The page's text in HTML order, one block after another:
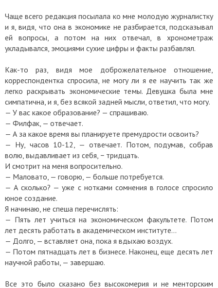
Чаще всего редакция посылала ко мне молодую журналистку
и я, видя, что она в экономике не разбирается, подсказывал
ей вопросы, а потом на них отвечал, в хронометраж
укладывался, эмоциями сухие цифры и факты разбавлял.
Как-то раз, видя мое доброжелательное отношение,
корреспондентка спросила, не могу ли я ее научить так же
легко раскрывать экономические темы. Девушка была мне
симпатична, и я, без всякой задней мысли, ответил, что могу.
— У вас какое образование? — спрашиваю.
— Филфак, — отвечает.
— А за какое время вы планируете премудрости освоить?
— Ну, часов 10-12, — отвечает. Потом, подумав, собрав
волю, выдавливает из себя, − тридцать.
И смотрит на меня вопросительно.
— Маловато, — говорю, — больше потребуется.
—А сколько? — уже с нотками сомнения в голосе спросило
юное создание.
Я начинаю, не спеша перечислять:
— Пять лет учиться на экономическом факультете. Потом
лет десять работать в академическом институте...
— Долго, — вставляет она, пока я вдыхаю воздух.
— Потом пятнадцать лет в бизнесе. Наконец, еще десять лет
научной работы, — завершаю.
Все это было сказано без высокомерия и не менторским